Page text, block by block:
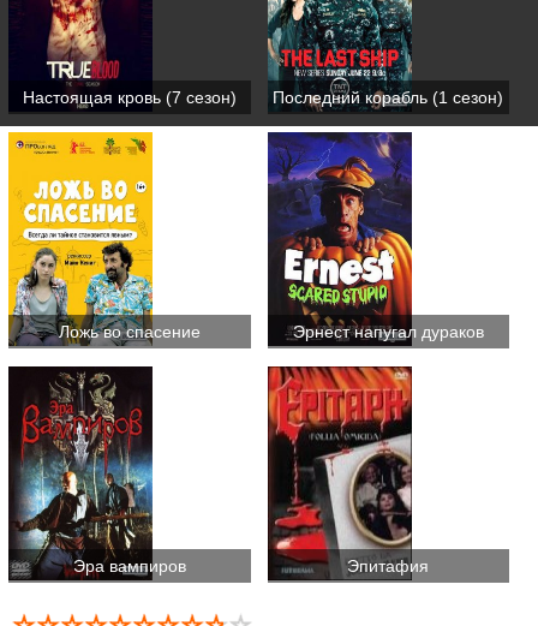
Настоящая кровь (7 сезон) Последний корабль (1 сезон)
Ложь во спасение Эрнест напугал дураков
Эра вампиров Эпитафия